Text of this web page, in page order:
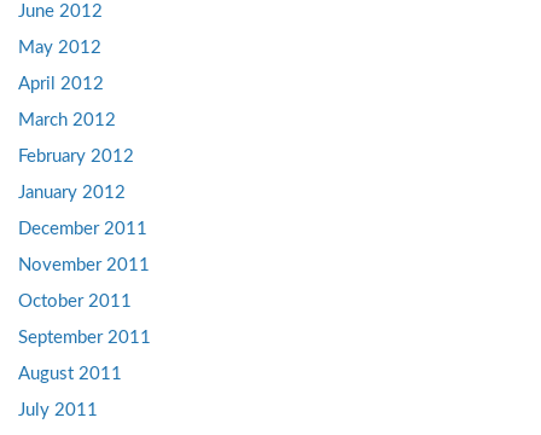
June 2012
May 2012
April 2012
March 2012
February 2012
January 2012
December 2011
November 2011
October 2011
September 2011
August 2011
July 2011